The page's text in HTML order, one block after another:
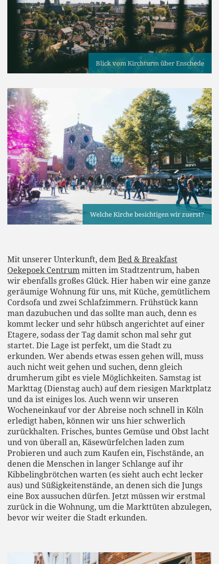
Blick vom Kirchturm über Enschede
Welche Kirche besichtigen wir zuerst?
Mit unserer Unterkunft, demBed & Breakfast
Oekepoek Centrummitten im Stadtzentrum, haben
wir ebenfalls großes Glück. Hier haben wir eine ganze
geräumige Wohnung für uns, mit Küche, gemütlichem
Cordsofa und zwei Schlafzimmern. Frühstück kann
man dazubuchen und das sollte man auch, denn es
kommt lecker und sehr hübsch angerichtet auf einer
Etagere, sodass der Tag damit schon mal sehr gut
startet. Die Lage ist perfekt, um die Stadt zu
erkunden. Wer abends etwas essen gehen will, muss
auch nicht weit gehen und suchen, denn gleich
drumherum gibt es viele Möglichkeiten. Samstag ist
Markttag (Dienstag auch) auf dem riesigen Marktplatz
und da ist einiges los. Auch wenn wir unseren
Wocheneinkauf vor der Abreise noch schnell in Köln
erledigt haben, können wir uns hier schwerlich
zurückhalten. Frisches, buntes Gemüse und Obst lacht
und von überall an, Käsewürfelchen laden zum
Probieren und auch zum Kaufen ein, Fischstände, an
denen die Menschen in langer Schlange auf ihr
Kibbelingbrötchen warten (es sieht auch echt lecker
aus) und Süßigkeitenstände, an denen sich die Jungs
eine Box aussuchen dürfen. Jetzt müssen wir erstmal
zurück in die Wohnung, um die Markttüten abzulegen,
bevor wir weiter die Stadt erkunden.